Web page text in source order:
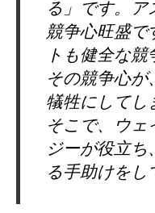
る」です。ア
競争心旺盛で
トも健全な
その競争心が
犠牲にしてし
そこで、ウェ
ジーが役立ち
る手助けをし